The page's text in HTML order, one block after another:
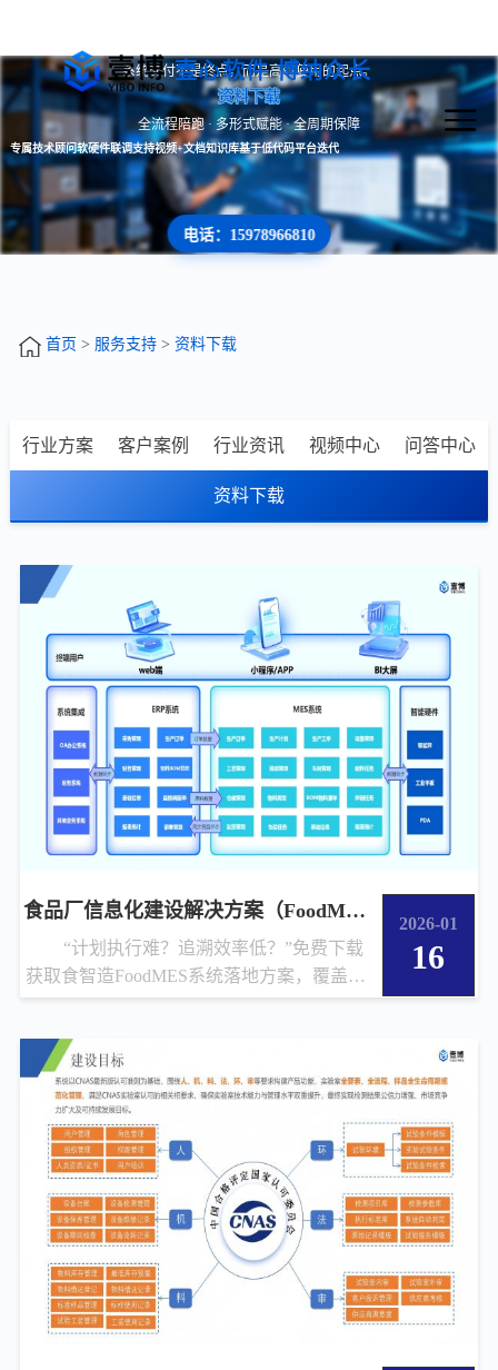
壹心软件 博纳众长
系统交付不是终点，而是高效使用的起点。
资料下载
全流程陪跑 · 多形式赋能 · 全周期保障
专属技术顾问软硬件联调支持视频+文档知识库基于低代码平台迭代
电话：15978966810
首页 > 服务支持> 资料下载
行业方案 客户案例 行业资讯 视频中心 问答中心
资料下载
食品厂信息化建设解决方案（FoodMES
“计划执行难？追溯效率低？”免费下载
获取食智造FoodMES系统落地方案，覆盖智
能配料、炒制包装、批...
2026-01
16